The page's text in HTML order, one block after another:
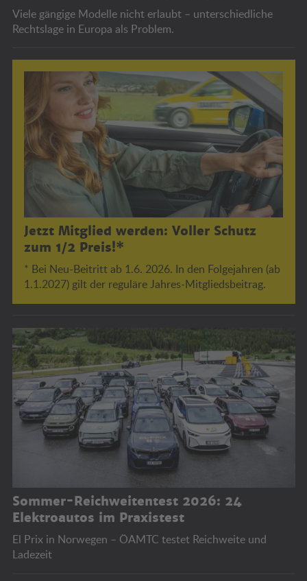
Viele gängige Modelle nicht erlaubt – unterschiedliche
Rechtslage in Europa als Problem.
Jetzt Mitglied werden: Voller Schutz
zum 1/2 Preis!*
* Bei Neu-Beitritt ab 1.6. 2026. In den Folgejahren (ab
1.1.2027) gilt der reguläre Jahres-Mitgliedsbeitrag.
Sommer-Reichweitentest 2026: 24
Elektroautos im Praxistest
El Prix in Norwegen – ÖAMTC testet Reichweite und
Ladezeit